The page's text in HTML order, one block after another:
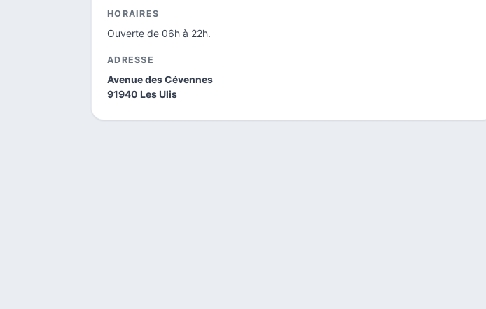
HORAIRES
Ouverte de 06h à 22h.
ADRESSE
Avenue des Cévennes
91940 Les Ulis